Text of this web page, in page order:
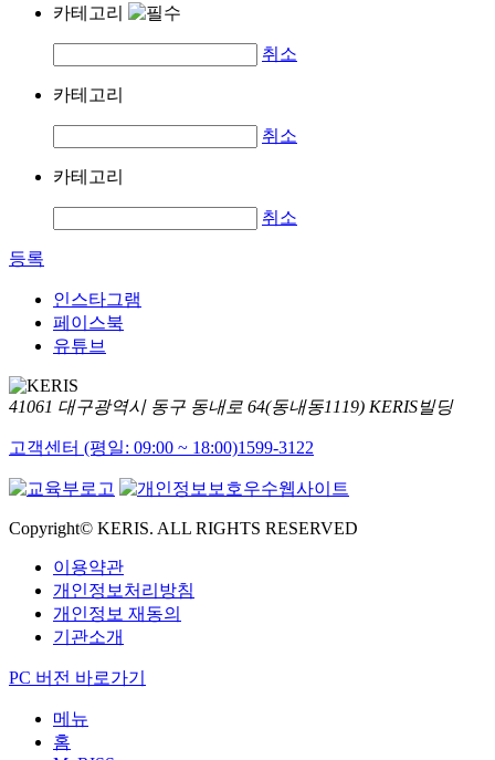
카테고리
취소
카테고리
취소
카테고리
취소
등록
인스타그램
페이스북
유튜브
41061 대구광역시 동구 동내로 64(동내동1119) KERIS빌딩
고객센터 (평일: 09:00 ~ 18:00)1599-3122
Copyright© KERIS. ALL RIGHTS RESERVED
이용약관
개인정보처리방침
개인정보 재동의
기관소개
PC 버전 바로가기
메뉴
홈